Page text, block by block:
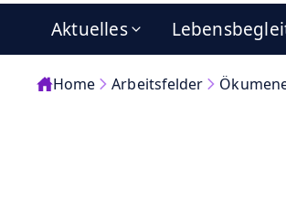
Aktuelles
Home Arbeitsfelder